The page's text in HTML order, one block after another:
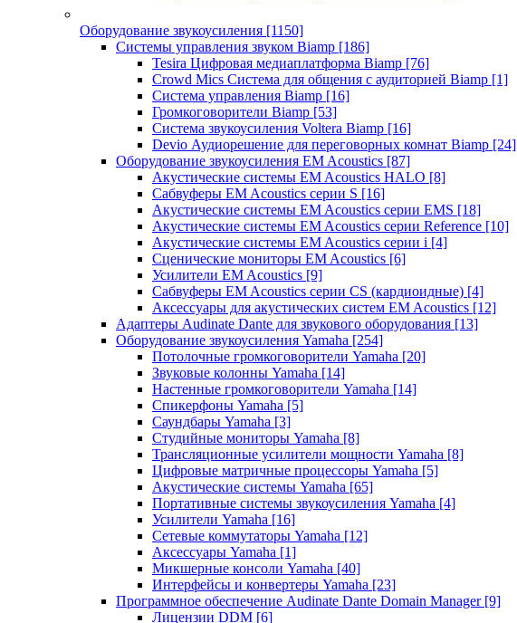
Оборудование звукоусиления [1150]
Системы управления звуком Biamp [186]
Tesira Цифровая медиаплатформа Biamp [76]
Crowd Mics Система для общения с аудиторией Biamp [1]
Система управления Biamp [16]
Громкоговорители Biamp [53]
Система звукоусиления Voltera Biamp [16]
Devio Аудиорешение для переговорных комнат Biamp [24]
Оборудование звукоусиления EM Acoustics [87]
Акустические системы EM Acoustics HALO [8]
Сабвуферы EM Acoustics серии S [16]
Акустические системы EM Acoustics серии EMS [18]
Акустические системы EM Acoustics серии Reference [10]
Акустические системы EM Acoustics серии i [4]
Сценические мониторы EM Acoustics [6]
Усилители EM Acoustics [9]
Сабвуферы EM Acoustics серии CS (кардиоидные) [4]
Аксессуары для акустических систем EM Acoustics [12]
Адаптеры Audinate Dante для звукового оборудования [13]
Оборудование звукоусиления Yamaha [254]
Потолочные громкоговорители Yamaha [20]
Звуковые колонны Yamaha [14]
Настенные громкоговорители Yamaha [14]
Спикерфоны Yamaha [5]
Саундбары Yamaha [3]
Студийные мониторы Yamaha [8]
Трансляционные усилители мощности Yamaha [8]
Цифровые матричные процессоры Yamaha [5]
Акустические системы Yamaha [65]
Портативные системы звукоусиления Yamaha [4]
Усилители Yamaha [16]
Сетевые коммутаторы Yamaha [12]
Аксессуары Yamaha [1]
Микшерные консоли Yamaha [40]
Интерфейсы и конвертеры Yamaha [23]
Программное обеспечение Audinate Dante Domain Manager [9]
Лицензии DDM [6]